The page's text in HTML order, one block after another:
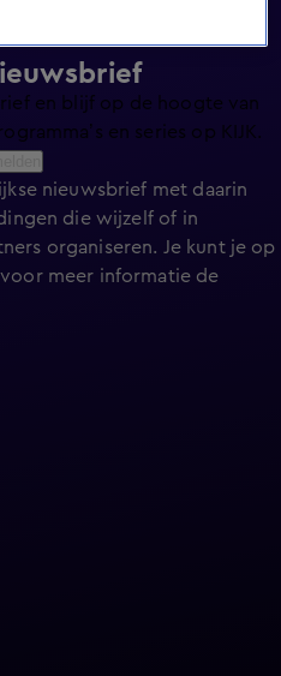
en blijf op de hoogte van
en series op KIJK.
nieuwsbrief met daarin
die wijzelf of in
organiseren. Je kunt je op
meer informatie de